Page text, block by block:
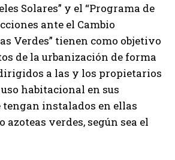
Solares” y el “Programa de
ante el Cambio
Verdes” tienen como objetivo
de la urbanización de forma
a las y los propietarios
habitacional en sus
instalados en ellas
azoteas verdes, según sea el